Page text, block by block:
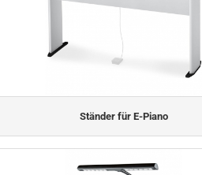
Ständer für E-Piano